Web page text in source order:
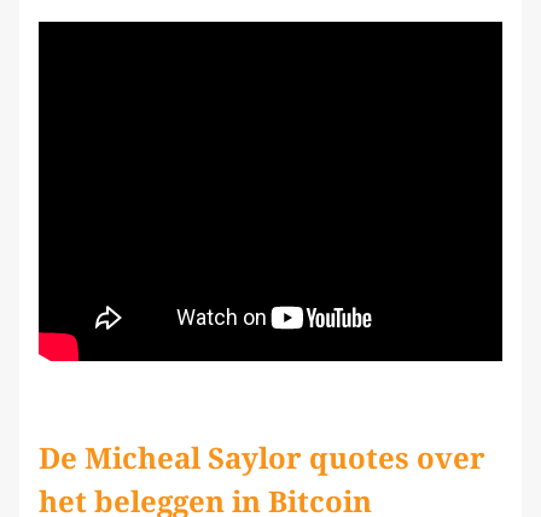
De Micheal Saylor quotes over
het beleggen in Bitcoin